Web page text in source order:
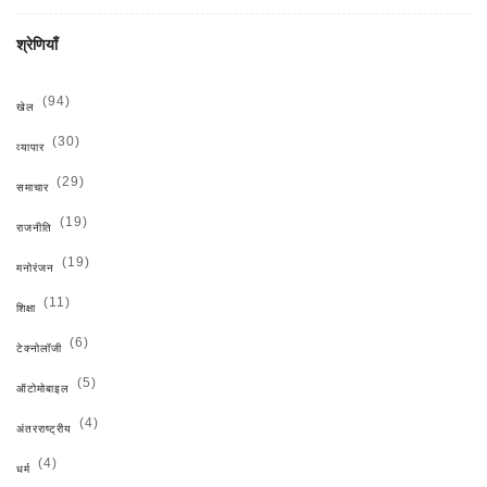
श्रेणियाँ
खेल (94)
व्यापार (30)
समाचार (29)
राजनीति (19)
मनोरंजन (19)
शिक्षा (11)
टेक्नोलॉजी (6)
ऑटोमोबाइल (5)
अंतरराष्ट्रीय (4)
धर्म (4)